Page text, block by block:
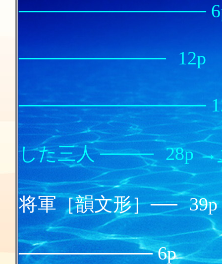
────────────── 6
───────────
12p
──────────────
寓話 洞
した三人 ──── 28p →
三人兄弟
将軍［韻文形］── 39p
けだも
────────── 6p